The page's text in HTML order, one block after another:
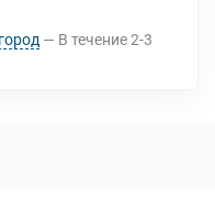
В течение2-3